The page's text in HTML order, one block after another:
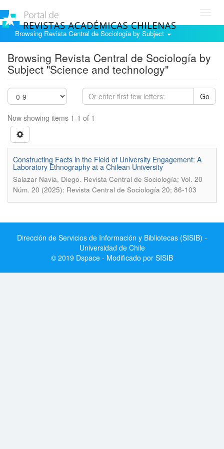
Browsing Revista Central de Sociología by Subject
Browsing Revista Central de Sociología by
Subject "Science and technology"
Go
Now showing items 1-1 of 1
Constructing Facts in the Field of University Engagement: A
Laboratory Ethnography at a Chilean University
Salazar Navia, Diego. Revista Central de Sociología; Vol. 20
Núm. 20 (2025): Revista Central de Sociología 20; 86-103
Dirección de Servicios de Información y Bibliotecas (SISIB) -
Universidad de Chile
© 2019 Dspace - Modificado por SISIB